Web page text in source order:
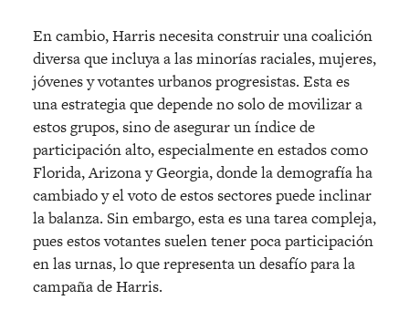
En cambio, Harris necesita construir una coalición
diversa que incluya a las minorías raciales, mujeres,
jóvenes y votantes urbanos progresistas. Esta es
una estrategia que depende no solo de movilizar a
estos grupos, sino de asegurar un índice de
participación alto, especialmente en estados como
Florida, Arizona y Georgia, donde la demografía ha
cambiado y el voto de estos sectores puede inclinar
la balanza. Sin embargo, esta es una tarea compleja,
pues estos votantes suelen tener poca participación
en las urnas, lo que representa un desafío para la
campaña de Harris.